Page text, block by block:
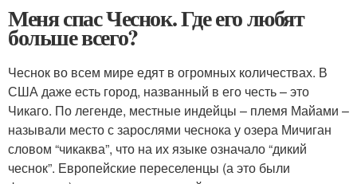
Меня спас Чеснок. Где его любят
больше всего?
Чеснок во всем мире едят в огромных количествах. В
США даже есть город, названный в его честь – это
Чикаго. По легенде, местные индейцы – племя Майами –
называли место с зарослями чеснока у озера Мичиган
словом “чикаква”, что на их языке означало “дикий
чеснок”. Европейские переселенцы (а это были